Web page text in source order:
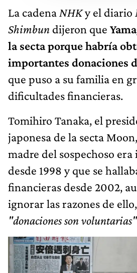
La cadena NHKy el diario
Shimbun dijeron que
la secta porque habría
importantes donaciones
que puso a su familia en
dificultades financieras.
Tomihiro Tanaka, el
japonesa de la secta
madre del sospechoso
desde 1998 y que se
financieras desde 2002,
ignorar las razones de
"donaciones son voluntarias"